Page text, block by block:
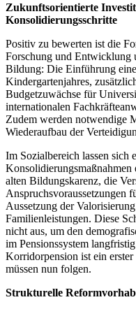
Zukunftsorientierte
Konsolidierungsschritte
Positiv zu bewerten ist die
Forschung und Entwicklung
Bildung: Die Einführung
Kindergartenjahres,
Budgetzuwächse für
internationalen
Zudem werden notwendige
Wiederaufbau der
Im Sozialbereich lassen sich
alten Bildungskarenz, die
Anspruchsvoraussetzungen
Aussetzung der
Familienleistungen. Diese
nicht aus, um den
im Pensionssystem
Korridorpension ist ein
müssen nun folgen.
Strukturelle